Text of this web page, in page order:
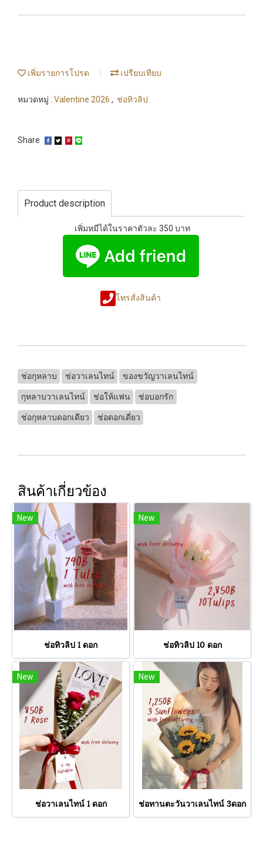
เพิ่มรายการโปรด เปรียบเทียบ
หมวดหมู่ : Valentine 2026 , ช่อทิวลิป
Share
Product description
เพิ่มหมีได้ในราคาตัวละ 350 บาท
โทรสั่งสินค้า
ช่อกุหลาบ ช่อวาเลนไทน์ ของขวัญวาเลนไทน์
กุหลาบวาเลนไทน์ ช่อให้แฟน ช่อบอกรัก
ช่อกุหลาบดอกเดียว ช่อดอกเดี่ยว
สินค้าเกี่ยวข้อง
New
ช่อทิวลิป 1 ดอก
New
ช่อทิวลิป 10 ดอก
New
ช่อวาเลนไทน์ 1 ดอก
New
ช่อทานตะวันวาเลนไทน์ 3ดอก